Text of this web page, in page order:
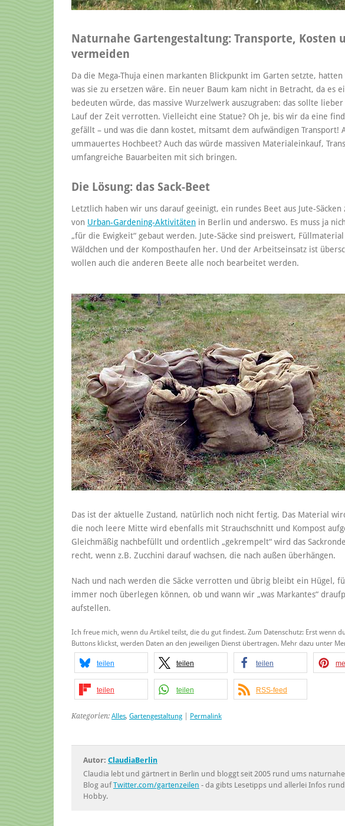
Naturnahe Gartengestaltung: Transporte, Kosten
vermeiden
Da die Mega-Thuja einen markanten Blickpunkt im Garten setzte,
was sie zu ersetzen wäre. Ein neuer Baum kam nicht in Betracht, da es
bedeuten würde, das massive Wurzelwerk auszugraben: das sollte
Lauf der Zeit verrotten. Vielleicht eine Statue? Oh je, bis wir da eine
gefällt – und was die dann kostet, mitsamt dem aufwändigen Transport!
ummauertes Hochbeet? Auch das würde massiven Materialeinkauf,
umfangreiche Bauarbeiten mit sich bringen.
Die Lösung: das Sack-Beet
Letztlich haben wir uns darauf geeinigt, ein rundes Beet aus Jute-
von Urban-Gardening-Aktivitäten in Berlin und anderswo. Es muss ja
„für die Ewigkeit“ gebaut werden. Jute-Säcke sind preiswert,
Wäldchen und der Komposthaufen her. Und der Arbeitseinsatz ist
wollen auch die anderen Beete alle noch bearbeitet werden.
Das ist der aktuelle Zustand, natürlich noch nicht fertig. Das Material
die noch leere Mitte wird ebenfalls mit Strauchschnitt und Kompost
Gleichmäßig nachbefüllt und ordentlich „gekrempelt“ wird das
recht, wenn z.B. Zucchini darauf wachsen, die nach außen überhängen.
Nach und nach werden die Säcke verrotten und übrig bleibt ein Hügel,
immer noch überlegen können, ob und wann wir „was Markantes“
aufstellen.
Ich freue mich, wenn du Artikel teilst, die du gut findest. Zum Datenschutz: Erst wenn
Buttons klickst, werden Daten an den jeweiligen Dienst übertragen. Mehr dazu unter
teilen teilen teilen
teilen teilen RSS-feed
Kategorien: Alles, Gartengestaltung Permalink
Autor: ClaudiaBerlin
Claudia lebt und gärtnert in Berlin und bloggt seit 2005 rund ums
Blog aufTwitter.com/gartenzeilen - da gibts Lesetipps und allerlei Infos
Hobby.